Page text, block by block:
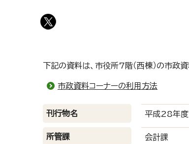
下記の資料は、市役所7階（西棟）の市政
市政資料コーナーの利用方法
刊行物名 平成28年度
所管課 会計課